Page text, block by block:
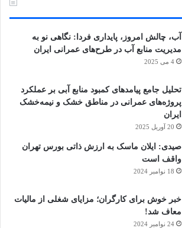
آب، چالش امروز، پایداری فردا: نگاهی نو به
مدیریت منابع آب در طرح‌های عمرانی ایران
4 می 2025
تحلیل جامع پیامدهای کمبود منابع آبی بر عملکرد
پروژه‌های عمرانی در مناطق خشک و نیمه‌خشک
ایران
20 آوریل 2025
صیدی: ایلان ماسک به ارزش ذاتی بورس تهران
واقف است
18 نوامبر 2024
خبر خوش برای کارگران؛ مزایای شغلی از مالیات
معاف شد!
24 نوامبر 2024